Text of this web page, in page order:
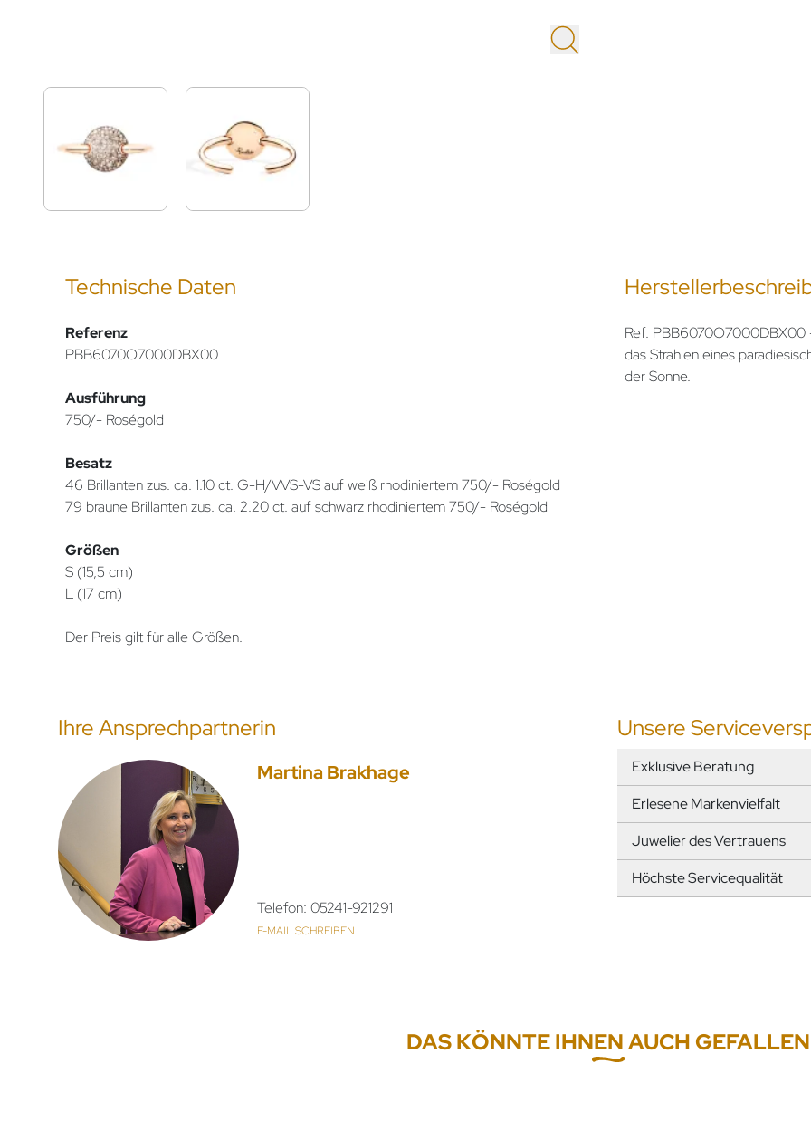
Technische Daten
Referenz
PBB6070O7000DBX00
Ausführung
750/- Roségold
Besatz
46 Brillanten zus. ca. 1.10 ct. G-H/VVS-VS auf weiß rhodiniertem 750/- Roségold
79 braune Brillanten zus. ca. 2.20 ct. auf schwarz rhodiniertem 750/- Roségold
Größen
S (15,5 cm)
L (17 cm)
Der Preis gilt für alle Größen.
Ref. PBB6070O7000DBX00
das Strahlen eines
der Sonne.
Ihre Ansprechpartnerin
Martina Brakhage
Telefon: 05241-921291
E-MAIL SCHREIBEN
Unsere
Exklusive Beratung
Erlesene Markenvielfalt
Juwelier des Vertrauens
Höchste Servicequalität
DAS KÖNNTE IHNEN AUCH GEFALLEN